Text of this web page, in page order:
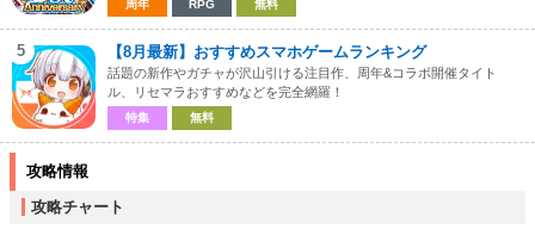
周年 RPG 無料
5 【8月最新】おすすめスマホゲームランキング
話題の新作やガチャが沢山引ける注目作、周年&コラボ開催タイト
ル、リセマラおすすめなどを完全網羅！
特集 無料
攻略情報
攻略チャート